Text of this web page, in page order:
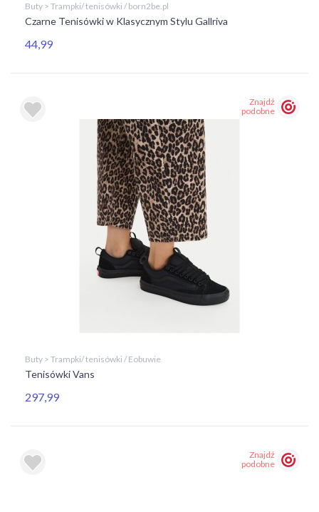
Buty > Trampki/ tenisówki / born2be.pl
Czarne Tenisówki w Klasycznym Stylu Gallriva
44,99
Znajdź
podobne
Buty > Trampki/ tenisówki / Eobuwie
Tenisówki Vans
297,99
Znajdź
podobne